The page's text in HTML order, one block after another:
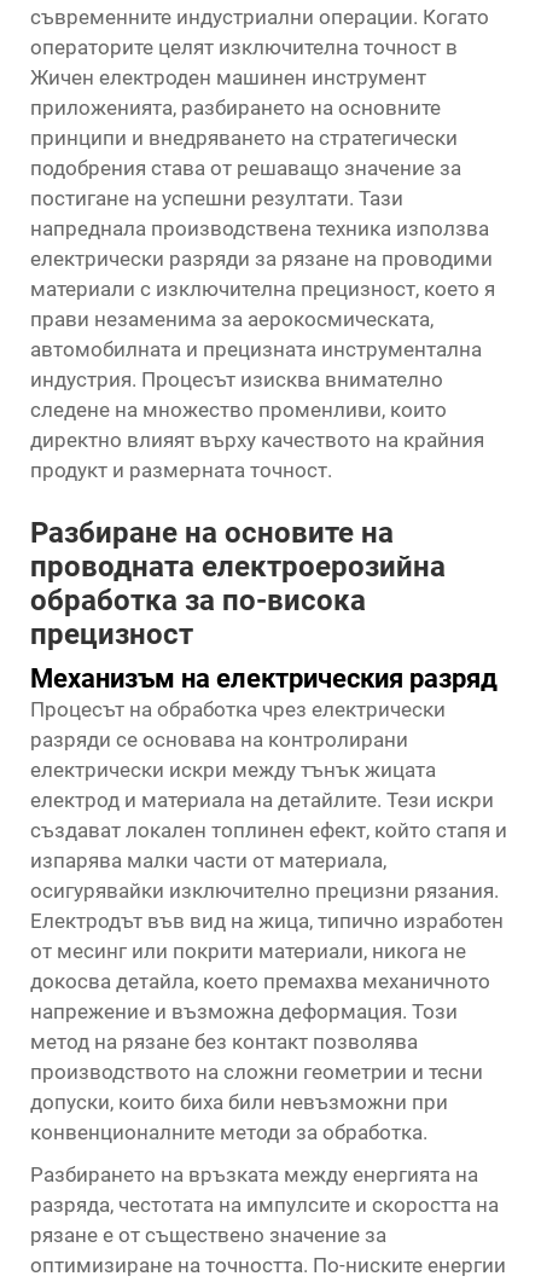
съвременните индустриални операции. Когато
операторите целят изключителна точност в
Жичен електроден машинен инструмент
приложенията, разбирането на основните
принципи и внедряването на стратегически
подобрения става от решаващо значение за
постигане на успешни резултати. Тази
напреднала производствена техника използва
електрически разряди за рязане на проводими
материали с изключителна прецизност, което я
прави незаменима за аерокосмическата,
автомобилната и прецизната инструментална
индустрия. Процесът изисква внимателно
следене на множество променливи, които
директно влияят върху качеството на крайния
продукт и размерната точност.
Разбиране на основите на
проводната електроерозийна
обработка за по-висока
прецизност
Механизъм на електрическия разряд
Процесът на обработка чрез електрически
разряди се основава на контролирани
електрически искри между тънък жицата
електрод и материала на детайлите. Тези искри
създават локален топлинен ефект, който стапя и
изпарява малки части от материала,
осигурявайки изключително прецизни рязания.
Електродът във вид на жица, типично изработен
от месинг или покрити материали, никога не
докосва детайла, което премахва механичното
напрежение и възможна деформация. Този
метод на рязане без контакт позволява
производството на сложни геометрии и тесни
допуски, които биха били невъзможни при
конвенционалните методи за обработка.
Разбирането на връзката между енергията на
разряда, честотата на импулсите и скоростта на
рязане е от съществено значение за
оптимизиране на точността. По-ниските енергии